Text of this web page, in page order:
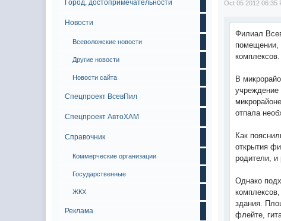
Город, достопримечательности
Новости
Всеволожские новости
Другие новости
Новости сайта
Спецпроект ВсевПил
Спецпроект АвтоХАМ
Справочник
Коммерческие организации
Государственные
ЖКХ
Реклама
Oct 05 2012 06:35
Филиал
помещении,
комплексов.
В
отпала
Как
открытия
родители, и
Однако
здания.
флейте,